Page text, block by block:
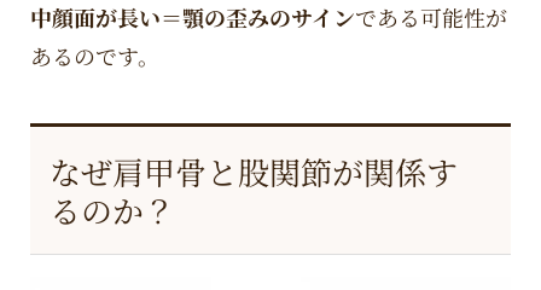
中顔面が長い＝顎の歪みのサインである可能性が
あるのです。
なぜ肩甲骨と股関節が関係す
るのか？